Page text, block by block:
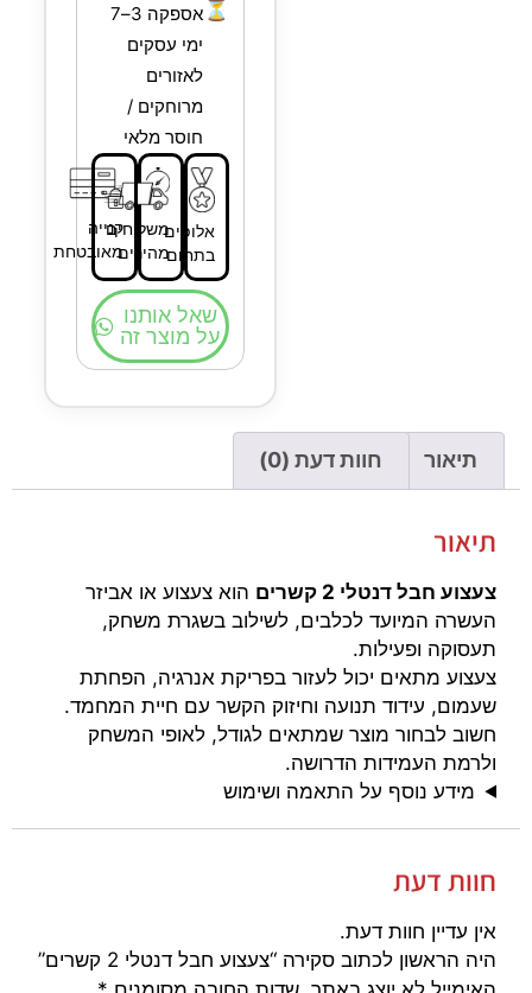
⏳
אספקה 3–7
ימי עסקים
לאזורים
מרוחקים /
חוסר מלאי
אלופים
בתחום
משלוחים
מהירים
קנייה
מאובטחת
שאל אותנו
על מוצר זה
תיאור חוות דעת (0)
תיאור
צעצוע חבל דנטלי 2 קשרים
הוא צעצוע או אביזר
העשרה המיועד לכלבים, לשילוב בשגרת משחק,
תעסוקה ופעילות.
צעצוע מתאים יכול לעזור בפריקת אנרגיה, הפחתת
שעמום, עידוד תנועה וחיזוק הקשר עם חיית המחמד.
חשוב לבחור מוצר שמתאים לגודל, לאופי המשחק
ולרמת העמידות הדרושה.
מידע נוסף על התאמה ושימוש
חוות דעת
אין עדיין חוות דעת.
היה הראשון לכתוב סקירה “צעצוע חבל דנטלי 2 קשרים”